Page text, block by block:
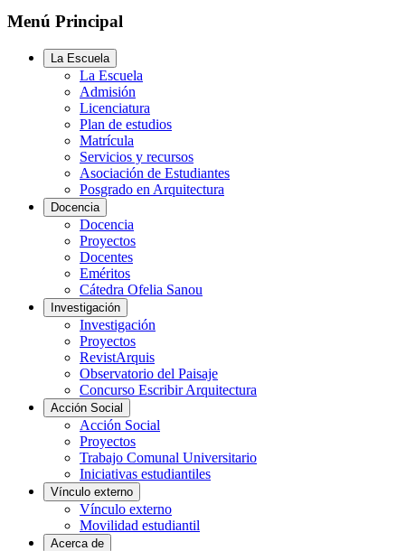
Menú Principal
La Escuela
La Escuela
Admisión
Licenciatura
Plan de estudios
Matrícula
Servicios y recursos
Asociación de Estudiantes
Posgrado en Arquitectura
Docencia
Docencia
Proyectos
Docentes
Eméritos
Cátedra Ofelia Sanou
Investigación
Investigación
Proyectos
RevistArquis
Observatorio del Paisaje
Concurso Escribir Arquitectura
Acción Social
Acción Social
Proyectos
Trabajo Comunal Universitario
Iniciativas estudiantiles
Vínculo externo
Vínculo externo
Movilidad estudiantil
Acerca de